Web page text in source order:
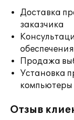
Доставка
заказчика
Продажа
Установка
компьютеры
Отзыв